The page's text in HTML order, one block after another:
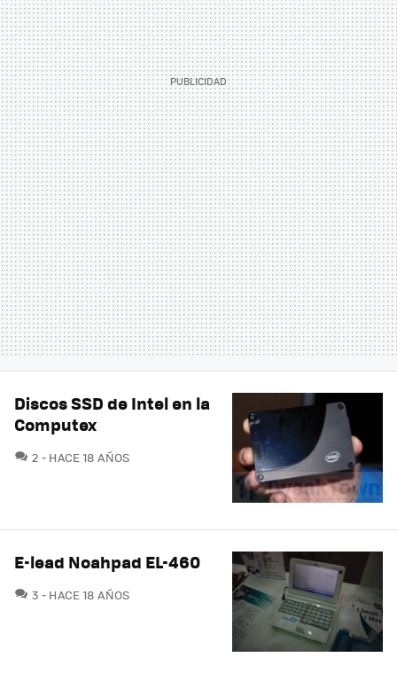
Discos SSD de Intel en la
Computex
2 COMENTARIOS
HACE 18 AÑOS
E-lead Noahpad EL-460
3 COMENTARIOS
HACE 18 AÑOS